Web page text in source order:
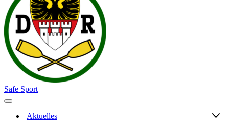
Safe Sport
Navigationsmenü
Aktuelles